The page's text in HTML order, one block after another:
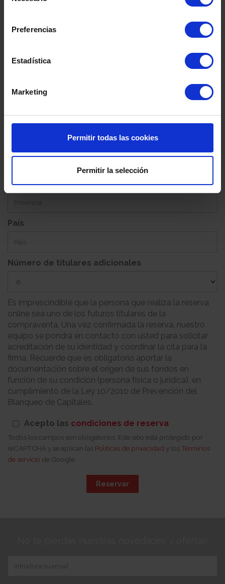
Preferencias
Estadística
Marketing
Permitir todas las cookies
Permitir la selección
Fecha de nacimiento
Dirección
Provincia
País
Número de titulares adicionales
Es imprescindible que la persona que realiza la reserva
online sea uno de los futuros titulares de la
compraventa. Una vez confirmada la reserva, nuestro
equipo se pondrá en contacto con usted para solicitar
acreditación de su identidad y coordinar la cita para la
firma. Recuerde que es obligatorio aportar la
documentación sobre el origen de sus fondos en
función de su condición (persona física o jurídica), en
cumplimiento de la Ley 10/2010 de Prevención del
Blanqueo de Capitales.
Acepto las condiciones de reserva
Todos los campos son obligatorios. Este sitio está protegido por
reCAPTCHA y se aplican las Políticas de privacidad y los Términos
de servicio de Google
Reservar